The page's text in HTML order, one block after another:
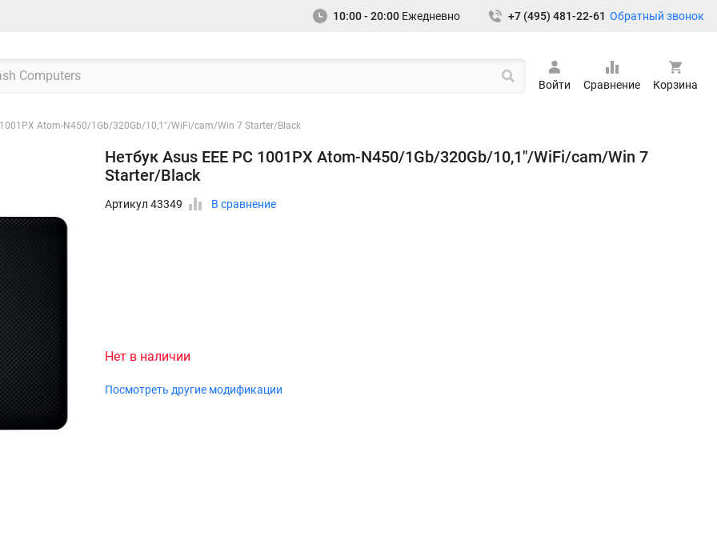
10:00 - 20:00 Ежедневно +7 (495) 481-22-61 Обратный звонок
Войти Сравнение Корзина
1001PX Atom-N450/1Gb/320Gb/10,1"/WiFi/cam/Win 7 Starter/Black
Нетбук Asus EEE PC 1001PX Atom-N450/1Gb/320Gb/10,1"/WiFi/cam/Win 7
Starter/Black
Артикул 43349 В сравнение
Нет в наличии
Посмотреть другие модификации